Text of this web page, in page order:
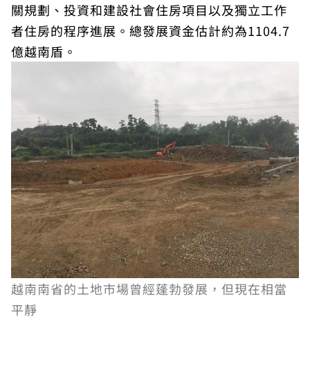
關規劃、投資和建設社會住房項目以及獨立工作
者住房的程序進展。總發展資金估計約為1104.7
億越南盾。
越南南省的土地市場曾經蓬勃發展，但現在相當
平靜